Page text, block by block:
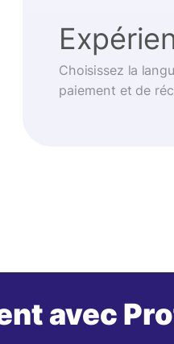
Choisissez la
paiement et de
avec